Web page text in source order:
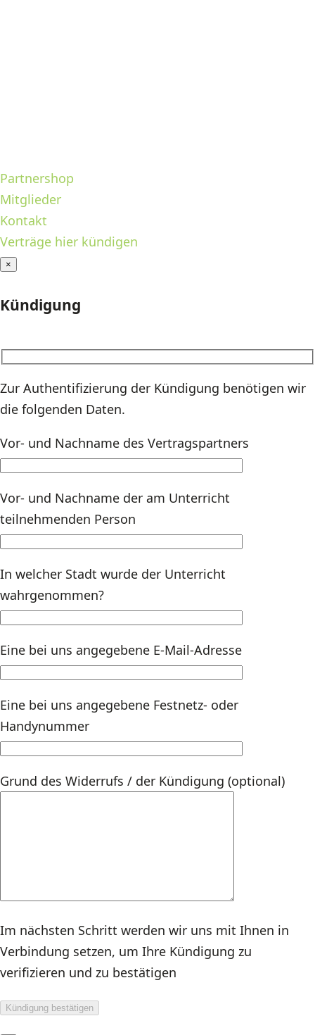
Partnershop
Mitglieder
Kontakt
Verträge hier kündigen
×
Kündigung
Zur Authentifizierung der Kündigung benötigen wir
die folgenden Daten.
Vor- und Nachname des Vertragspartners
Vor- und Nachname der am Unterricht
teilnehmenden Person
In welcher Stadt wurde der Unterricht
wahrgenommen?
Eine bei uns angegebene E-Mail-Adresse
Eine bei uns angegebene Festnetz- oder
Handynummer
Grund des Widerrufs / der Kündigung (optional)
Im nächsten Schritt werden wir uns mit Ihnen in
Verbindung setzen, um Ihre Kündigung zu
verifizieren und zu bestätigen